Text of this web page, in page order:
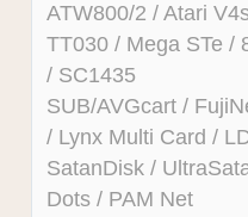
ATW800/2 / Atari
TT030 / Mega STe /
/ SC1435
SUB/AVGcart /
/ Lynx Multi Card /
SatanDisk /
Dots / PAM Net